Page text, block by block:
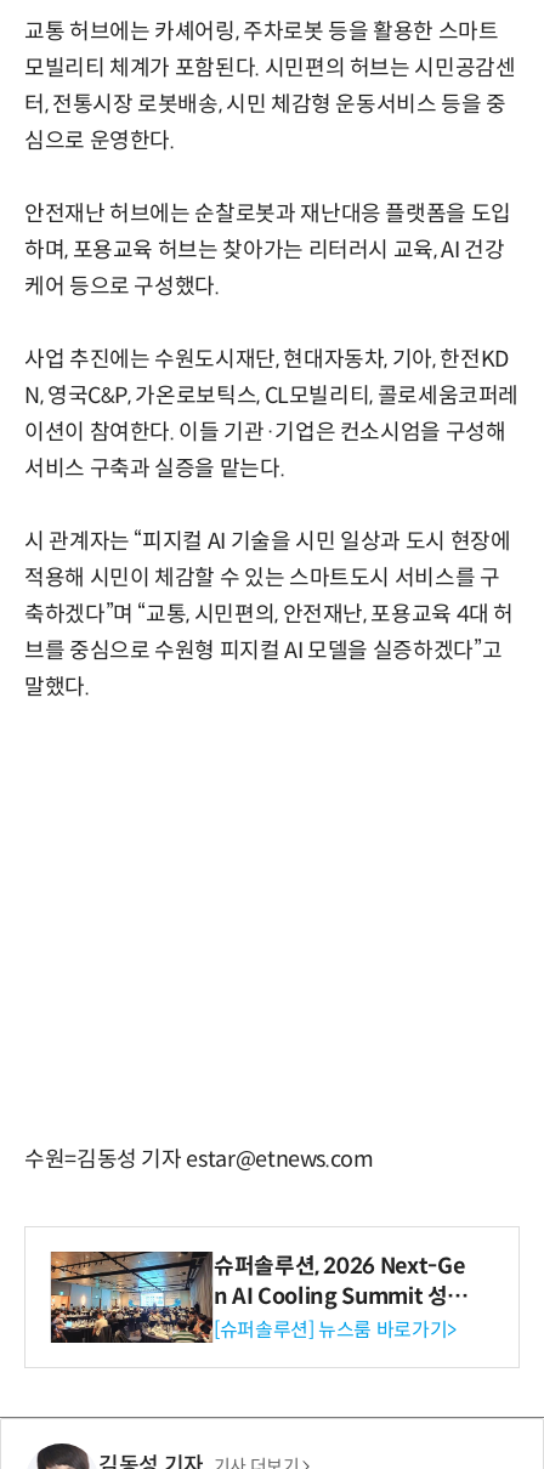
교통 허브에는 카셰어링, 주차로봇 등을 활용한 스마트
모빌리티 체계가 포함된다. 시민편의 허브는 시민공감센
터, 전통시장 로봇배송, 시민 체감형 운동서비스 등을 중
심으로 운영한다.
안전재난 허브에는 순찰로봇과 재난대응 플랫폼을 도입
하며, 포용교육 허브는 찾아가는 리터러시 교육, AI 건강
케어 등으로 구성했다.
사업 추진에는 수원도시재단, 현대자동차, 기아, 한전KD
N, 영국C&P, 가온로보틱스, CL모빌리티, 콜로세움코퍼레
이션이 참여한다. 이들 기관·기업은 컨소시엄을 구성해
서비스 구축과 실증을 맡는다.
시 관계자는 “피지컬 AI 기술을 시민 일상과 도시 현장에
적용해 시민이 체감할 수 있는 스마트도시 서비스를 구
축하겠다”며 “교통, 시민편의, 안전재난, 포용교육 4대 허
브를 중심으로 수원형 피지컬 AI 모델을 실증하겠다”고
말했다.
수원=김동성 기자 estar@etnews.com
슈퍼솔루션, 2026 Next-Ge
n AI Cooling Summit 성황
리 성료
[슈퍼솔루션] 뉴스룸 바로가기>